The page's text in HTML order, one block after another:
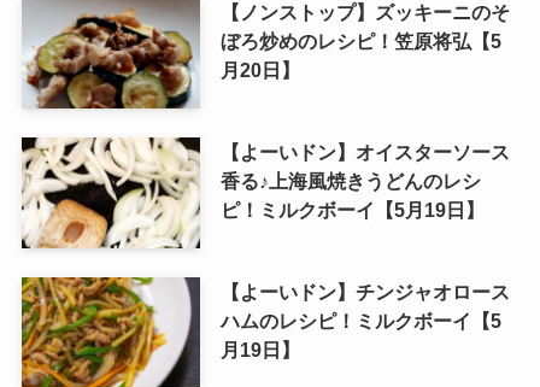
【ノンストップ】ズッキーニのそ
ぼろ炒めのレシピ！笠原将弘【5
月20日】
【よーいドン】オイスターソース
香る♪上海風焼きうどんのレシ
ピ！ミルクボーイ【5月19日】
【よーいドン】チンジャオロース
ハムのレシピ！ミルクボーイ【5
月19日】